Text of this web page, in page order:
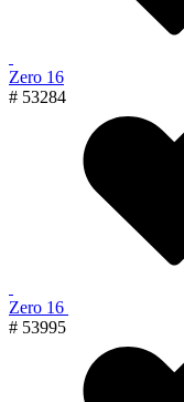
Zero 16
# 53284
Zero 16
# 53995